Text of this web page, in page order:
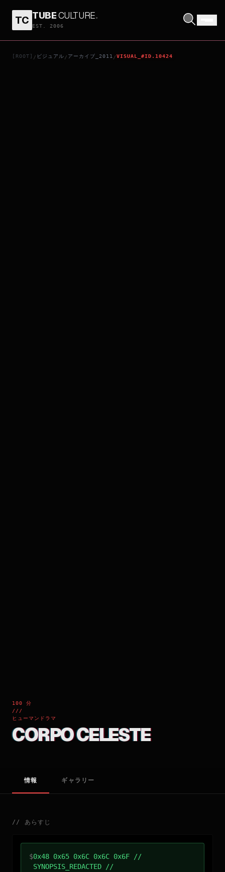
TC TUBECULTURE.
EST. 2006
[ROOT] / ビジュアル / アーカイブ_2011 /VISUAL_#ID.10424
100 分
///
ヒューマンドラマ
CORPO CELESTE
CORPO CELESTE
情報 ギャラリー
// あらすじ
$0x48 0x65 0x6C 0x6C 0x6F //
SYNOPSIS_REDACTED //